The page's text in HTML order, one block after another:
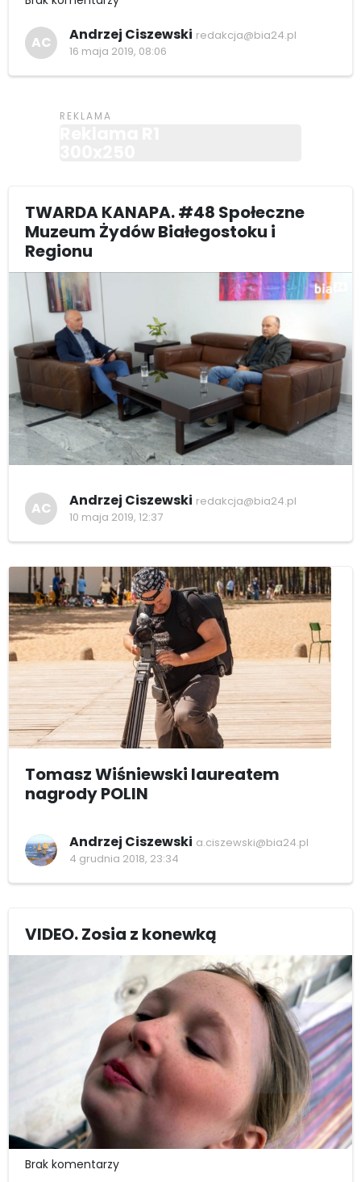
AC Andrzej Ciszewski redakcja@bia24.pl
16 maja 2019, 08:06
TWARDA KANAPA. #48 Społeczne
Muzeum Żydów Białegostoku i
Regionu
AC Andrzej Ciszewski redakcja@bia24.pl
10 maja 2019, 12:37
Tomasz Wiśniewski laureatem
nagrody POLIN
Andrzej Ciszewski a.ciszewski@bia24.pl
4 grudnia 2018, 23:34
VIDEO. Zosia z konewką
Brak komentarzy